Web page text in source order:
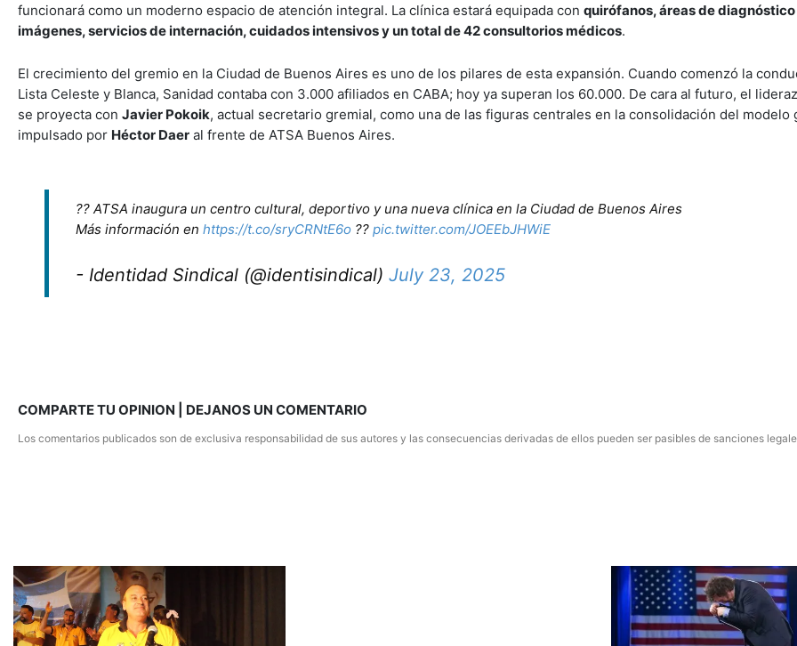
funcionará como un moderno espacio de atención integral. La clínica estará equipada con quirófanos, áreas de
imágenes, servicios de internación, cuidados intensivos y un total de 42 consultorios médicos.
El crecimiento del gremio en la Ciudad de Buenos Aires es uno de los pilares de esta expansión. Cuando comenzó la
Lista Celeste y Blanca, Sanidad contaba con 3.000 afiliados en CABA; hoy ya superan los 60.000. De cara al futuro, el
se proyecta con Javier Pokoik, actual secretario gremial, como una de las figuras centrales en la consolidación del modelo
impulsado por Héctor Daer al frente de ATSA Buenos Aires.
?? ATSA inaugura un centro cultural, deportivo y una nueva clínica en la Ciudad de Buenos Aires
Más información en https://t.co/sryCRNtE6o ?? pic.twitter.com/JOEEbJHWiE
- Identidad Sindical (@identisindical) July 23, 2025
COMPARTE TU OPINION | DEJANOS UN COMENTARIO
Los comentarios publicados son de exclusiva responsabilidad de sus autores y las consecuencias derivadas de ellos pueden ser pasibles de sanciones